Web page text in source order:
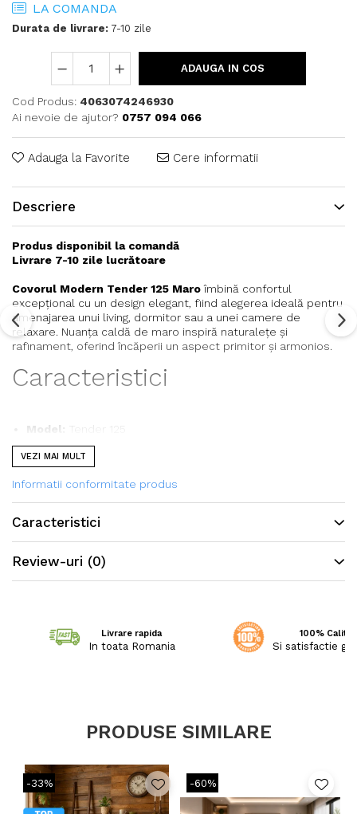
LA COMANDA
Durata de livrare: 7-10 zile
ADAUGA IN COS
Cod Produs: 4063074246930
Ai nevoie de ajutor? 0757 094 066
Adauga la Favorite Cere informatii
Descriere
Produs disponibil la comandă
Livrare 7-10 zile lucrătoare
Covorul Modern Tender 125 Maroîmbină confortul
excepțional cu un design elegant, fiind alegerea ideală pentru
amenajarea unui living, dormitor sau a unei camere de
relaxare. Nuanța caldă de maro inspiră naturalețe și
rafinament, oferind încăperii un aspect primitor și armonios.
Caracteristici
Model:
Tender 125
Culoare:Maro
Stil:Modern, Scandinavian, Minimalist
Înălțime fir:45 mm
dressing
Avantaje:Oferă confort sporit, contribuie la o
atmosferă primitoare și completează elegant orice
decor modern.
VEZI MAI MULT
Informatii conformitate produs
Caracteristici
Review-uri (0)
Livrare rapida
In toata Romania
100%
Si satisfactie
PRODUSE SIMILARE
-33% -60%